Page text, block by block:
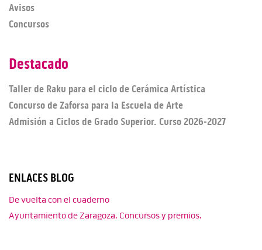
Avisos
Concursos
Destacado
Taller de Raku para el ciclo de Cerámica Artística
Concurso de Zaforsa para la Escuela de Arte
Admisión a Ciclos de Grado Superior. Curso 2026-2027
ENLACES BLOG
De vuelta con el cuaderno
Ayuntamiento de Zaragoza. Concursos y premios.